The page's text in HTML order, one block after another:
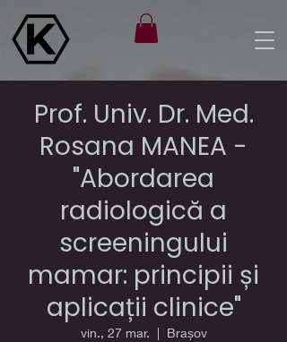
Prof. Univ. Dr. Med.
Rosana MANEA -
"Abordarea
radiologică a
screeningului
mamar: principii și
aplicații clinice"
vin., 27 mar. Brașov